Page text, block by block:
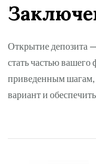
Открытие депозита
стать частью
приведенным шагам,
вариант и